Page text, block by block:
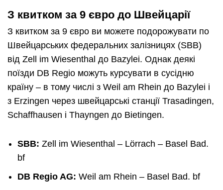
З квитком за 9 євро до Швейцарії
З квитком за 9 євро ви можете подорожувати по
Швейцарських федеральних залізницях (SBB)
від Zell im Wiesenthal до Bazylei. Однак деякі
поїзди DB Regio можуть курсувати в сусідню
країну – в тому числі з Weil am Rhein до Bazylei і
з Erzingen через швейцарські станції Trasadingen,
Schaffhausen і Thayngen до Bietingen.
SBB: Zell im Wiesenthal – Lörrach – Basel Bad.
bf
DB Regio AG: Weil am Rhein – Basel Bad. bf